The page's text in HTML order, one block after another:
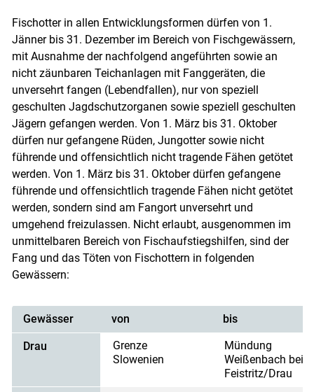
Fischotter in allen Entwicklungsformen dürfen von 1.
Jänner bis 31. Dezember im Bereich von Fischgewässern,
mit Ausnahme der nachfolgend angeführten sowie an
nicht zäunbaren Teichanlagen mit Fanggeräten, die
unversehrt fangen (Lebendfallen), nur von speziell
geschulten Jagdschutzorganen sowie speziell geschulten
Jägern gefangen werden. Von 1. März bis 31. Oktober
dürfen nur gefangene Rüden, Jungotter sowie nicht
führende und offensichtlich nicht tragende Fähen getötet
werden. Von 1. März bis 31. Oktober dürfen gefangene
führende und offensichtlich tragende Fähen nicht getötet
werden, sondern sind am Fangort unversehrt und
umgehend freizulassen. Nicht erlaubt, ausgenommen im
unmittelbaren Bereich von Fischaufstiegshilfen, sind der
Fang und das Töten von Fischottern in folgenden
Gewässern:
Gewässer von bis
Drau
Grenze
Slowenien
Mündung
Weißenbach bei
Feistritz/Drau